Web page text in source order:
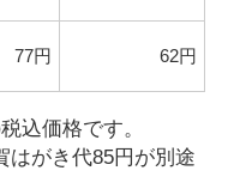
77円 62円
込価格です。
がき代85円が別途